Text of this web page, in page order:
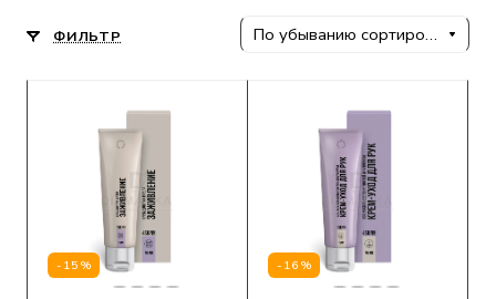
ФИЛЬТР По убыванию сортировки
-15% -16%